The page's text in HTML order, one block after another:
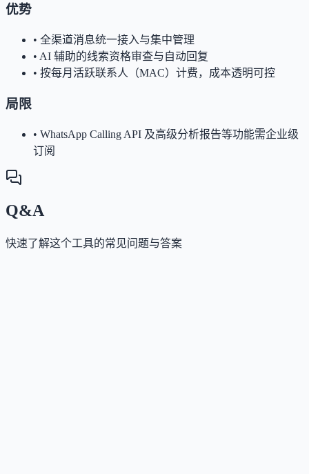
优势
• 全渠道消息统一接入与集中管理
• AI 辅助的线索资格审查与自动回复
• 按每月活跃联系人（MAC）计费，成本透明可控
局限
• WhatsApp Calling API 及高级分析报告等功能需企业级
订阅
Q&A
快速了解这个工具的常见问题与答案